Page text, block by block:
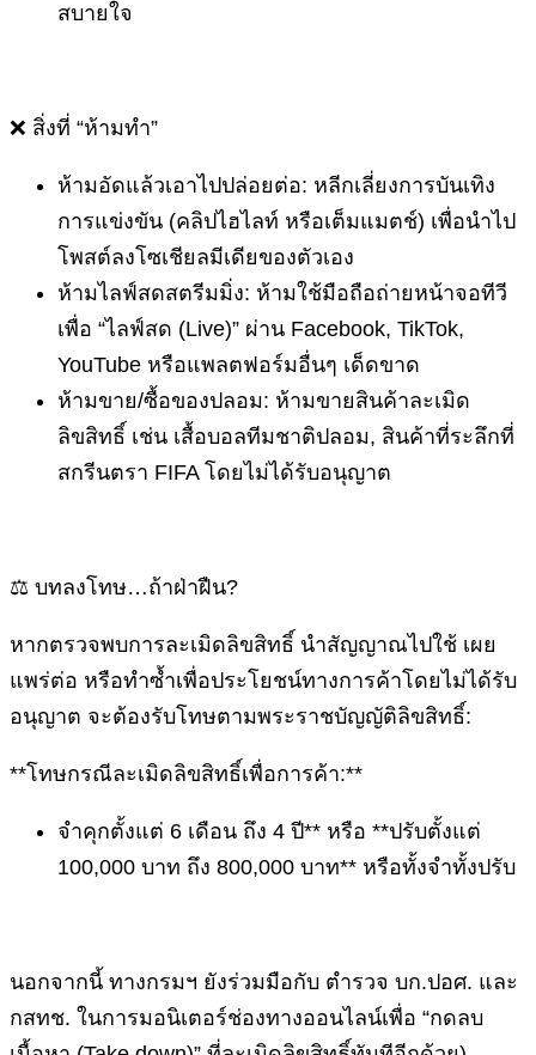
สบายใจ
❌ สิ่งที่ “ห้ามทำ”
ห้ามอัดแล้วเอาไปปล่อยต่อ: หลีกเลี่ยงการบันเทิง
การแข่งขัน (คลิปไฮไลท์ หรือเต็มแมตช์) เพื่อนำไป
โพสต์ลงโซเชียลมีเดียของตัวเอง
ห้ามไลฟ์สดสตรีมมิ่ง: ห้ามใช้มือถือถ่ายหน้าจอทีวี
เพื่อ “ไลฟ์สด (Live)” ผ่าน Facebook, TikTok,
YouTube หรือแพลตฟอร์มอื่นๆ เด็ดขาด
ห้ามขาย/ซื้อของปลอม: ห้ามขายสินค้าละเมิด
ลิขสิทธิ์ เช่น เสื้อบอลทีมชาติปลอม, สินค้าที่ระลึกที่
สกรีนตรา FIFA โดยไม่ได้รับอนุญาต
⚖️ บทลงโทษ…ถ้าฝ่าฝืน?
หากตรวจพบการละเมิดลิขสิทธิ์ นำสัญญาณไปใช้ เผย
แพร่ต่อ หรือทำซ้ำเพื่อประโยชน์ทางการค้าโดยไม่ได้รับ
อนุญาต จะต้องรับโทษตามพระราชบัญญัติลิขสิทธิ์:
**โทษกรณีละเมิดลิขสิทธิ์เพื่อการค้า:**
จำคุกตั้งแต่ 6 เดือน ถึง 4 ปี** หรือ **ปรับตั้งแต่
100,000 บาท ถึง 800,000 บาท** หรือทั้งจำทั้งปรับ
นอกจากนี้ ทางกรมฯ ยังร่วมมือกับ ตำรวจ บก.ปอศ. และ
กสทช. ในการมอนิเตอร์ช่องทางออนไลน์เพื่อ “กดลบ